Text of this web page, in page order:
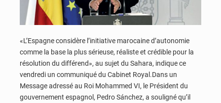
«L’Espagne considère l’initiative marocaine d’autonomie
comme la base la plus sérieuse, réaliste et crédible pour la
résolution du différend», au sujet du Sahara, indique ce
vendredi un communiqué du Cabinet Royal.Dans un
Message adressé au Roi Mohammed VI, le Président du
gouvernement espagnol, Pedro Sánchez, a souligné qu’il